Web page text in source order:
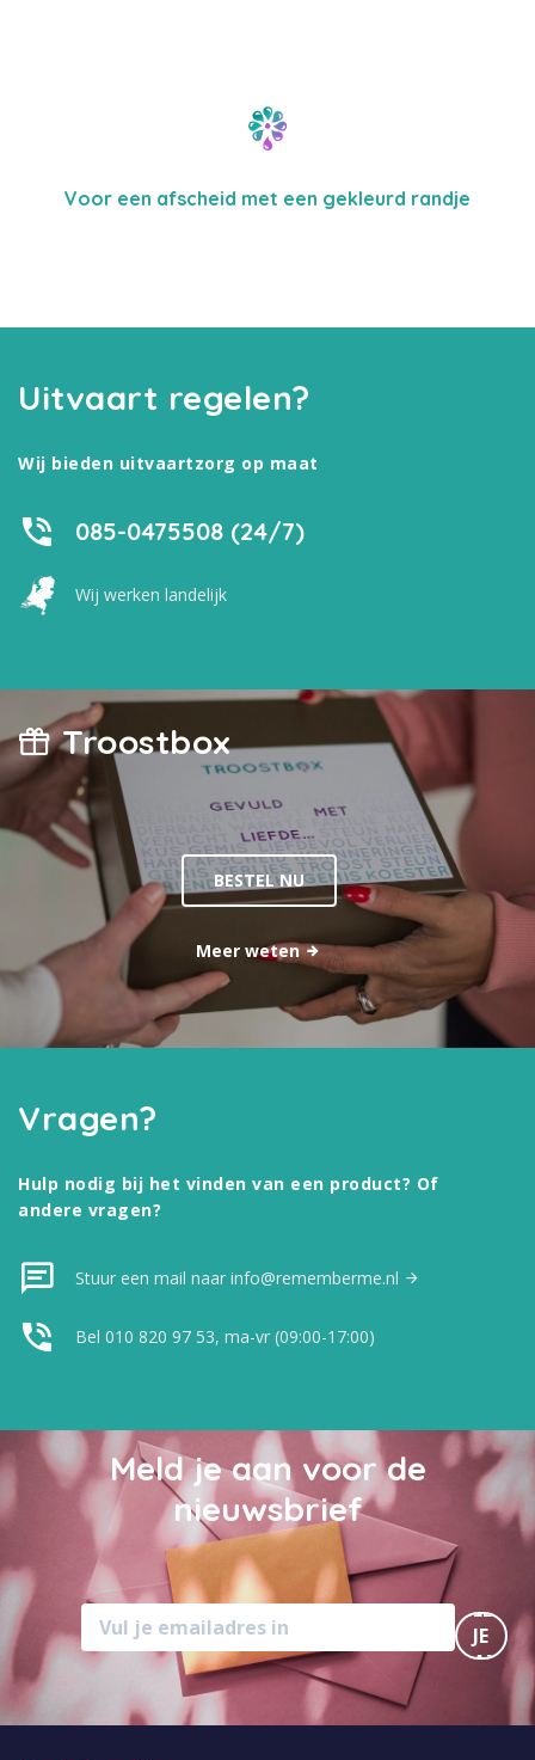
Voor een afscheid met een gekleurd randje
Uitvaart regelen?
Wij bieden uitvaartzorg op maat
085-0475508 (24/7)
Wij werken landelijk
Troostbox
BESTEL NU
Meer weten
Vragen?
Hulp nodig bij het vinden van een product? Of
andere vragen?
Stuur een mail naar info@rememberme.nl
Bel 010 820 97 53, ma-vr (09:00-17:00)
Meld je aan voor de
nieuwsbrief
MELD
JE
AAN